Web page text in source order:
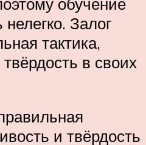
Залог
тактика,
в своих
и твёрдость